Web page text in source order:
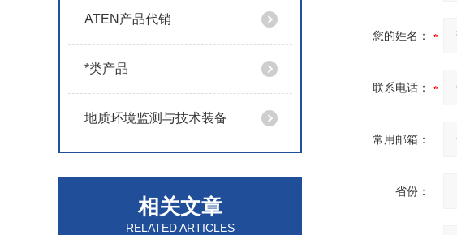
ATEN产品代销
*类产品
地质环境监测与技术装备
相关文章
RELATED ARTICLES
您的姓名：
联系电话：
常用邮箱：
省份：